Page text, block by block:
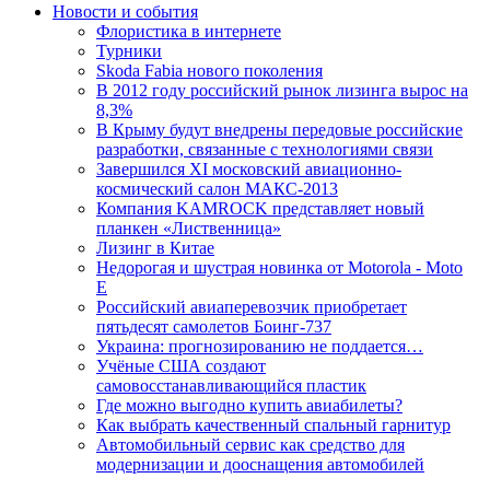
Новости и события
Флористика в интернете
Турники
Skoda Fabia нового поколения
В 2012 году российский рынок лизинга вырос на
8,3%
В Крыму будут внедрены передовые российские
разработки, связанные с технологиями связи
Завершился XI московский авиационно-
космический салон МАКС-2013
Компания KAMROCK представляет новый
планкен «Лиственница»
Лизинг в Китае
Недорогая и шустрая новинка от Motorola - Moto
E
Российский авиаперевозчик приобретает
пятьдесят самолетов Боинг-737
Украина: прогнозированию не поддается…
Учёные США создают
самовосстанавливающийся пластик
Где можно выгодно купить авиабилеты?
Как выбрать качественный спальный гарнитур
Автомобильный сервис как средство для
модернизации и дооснащения автомобилей